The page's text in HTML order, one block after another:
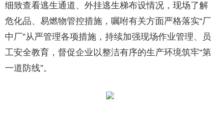
细致查看逃生通道、外挂逃生梯布设情况，现场了解
危化品、易燃物管控措施，嘱咐有关方面严格落实“厂
中厂”从严管理各项措施，持续加强现场作业管理、员
工安全教育，督促企业以整洁有序的生产环境筑牢“第
一道防线”。